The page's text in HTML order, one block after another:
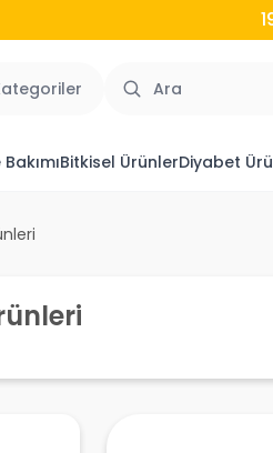
Bitkisel ÜrünlerDiyabet